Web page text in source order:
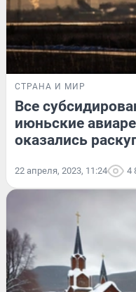
СТРАНА И МИР
Все
июньские
оказались
22 апреля, 2023, 11:24 4